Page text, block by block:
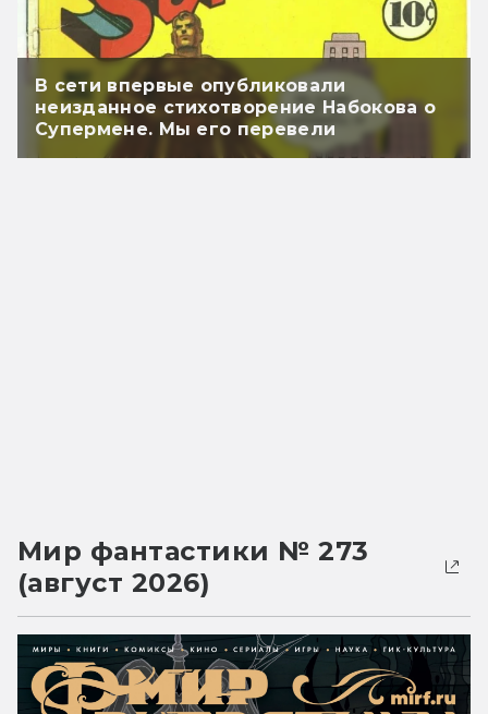
В сети впервые опубликовали
неизданное стихотворение Набокова о
Супермене. Мы его перевели
Мир фантастики № 273
(август 2026)